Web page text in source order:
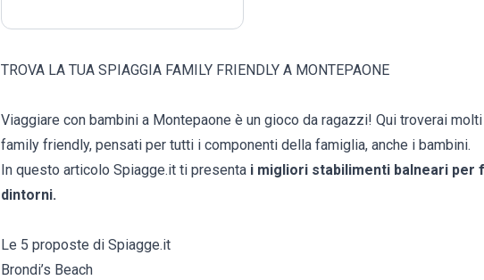
TROVA LA TUA SPIAGGIA FAMILY FRIENDLY A MONTEPAONE
Viaggiare con bambini a Montepaone è un gioco da ragazzi! Qui troverai
family friendly, pensati per tutti i componenti della famiglia, anche i bambini.
In questo articolo Spiagge.it ti presenta i migliori stabilimenti balneari per
dintorni.
Le 5 proposte di Spiagge.it
Brondi’s Beach